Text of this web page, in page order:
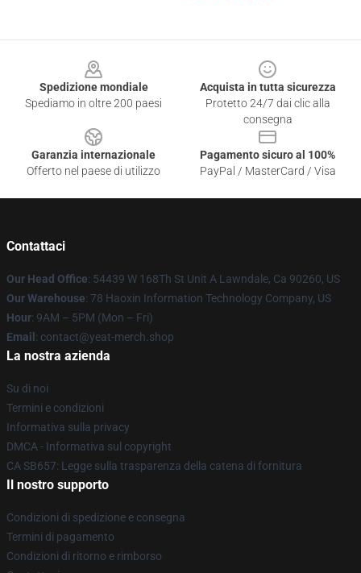
Spedizione mondiale
Spediamo in oltre 200 paesi
Acquista in tutta sicurezza
Protetto 24/7 dai clic alla
consegna
Garanzia internazionale
Offerto nel paese di utilizzo
Pagamento sicuro al 100%
PayPal / MasterCard / Visa
Contattaci
Our Head Office: 54439 W 168Th St Unit A Lawndale, Ca 90260, US
Our Warehouse: 78 Haoxin Information Technology Company, US
Hour: 9AM – 5PM (Mon – Fri)
Email : contact@yeat-merch.shop
La nostra azienda
Su di noi
Termini e condizioni
Informativa sulla privacy
DMCA - Informativa sul copyright
CA SB657: Legge sulla trasparenza della catena di fornitura
Il nostro supporto
Condizioni di spedizione e consegna
Termini di pagamento
Condizioni di ritorno e rimborso